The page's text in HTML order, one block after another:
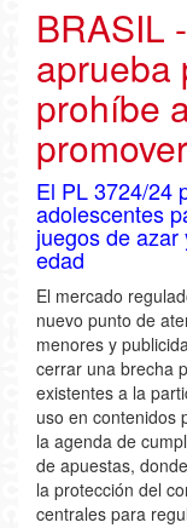
BRASIL
aprueba
prohíbe
El PL 3724/24
adolescentes
juegos de
edad
El mercado
nuevo punto de
menores y
cerrar una brecha
existentes a la
uso en contenidos
la agenda de
de apuestas,
la protección del
centrales para